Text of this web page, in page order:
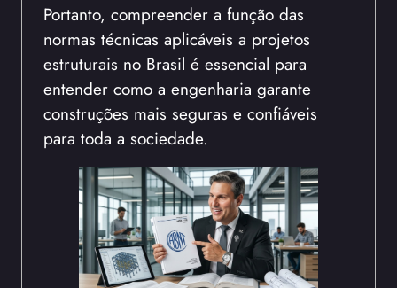
Portanto, compreender a função das
normas técnicas aplicáveis a projetos
estruturais no Brasil é essencial para
entender como a engenharia garante
construções mais seguras e confiáveis
para toda a sociedade.